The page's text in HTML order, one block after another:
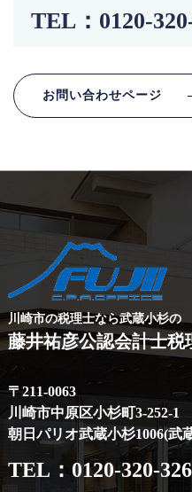
TEL： 0120-
お問い合わせページ
川崎市の税理士なら武蔵小杉の
藤井祐彦公認会計士税
〒211-0063
川崎市中原区小杉町3-252-1
朝日パリオ武蔵小杉1006(武
TEL： 0120-320-326